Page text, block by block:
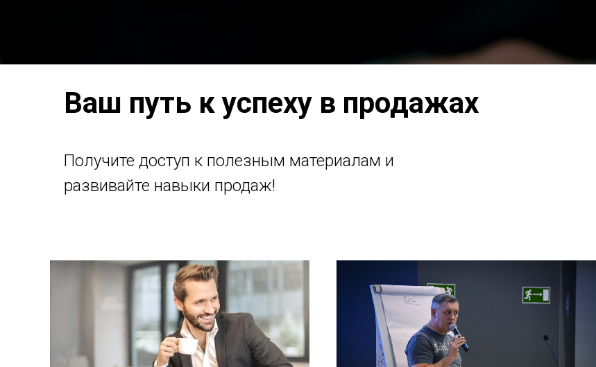
Ваш путь к успеху в продажах
Получите доступ к полезным материалам и
развивайте навыки продаж!